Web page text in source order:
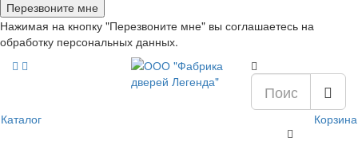
Нажимая на кнопку "Перезвоните мне" вы соглашаетесь на
обработку персональных данных.
Каталог Корзина